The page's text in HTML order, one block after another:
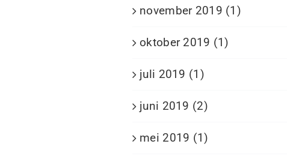
november 2019 (1)
oktober 2019 (1)
juli 2019 (1)
juni 2019 (2)
mei 2019 (1)